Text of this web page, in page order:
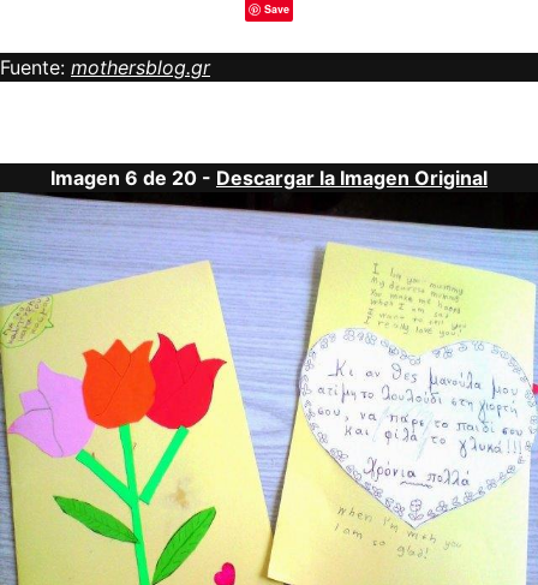
Save
Fuente: mothersblog.gr
Imagen 6 de 20 - Descargar la Imagen Original